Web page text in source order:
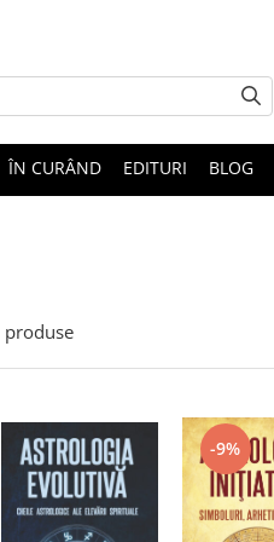
ÎN CURÂND EDITURI BLOG
produse
-9%